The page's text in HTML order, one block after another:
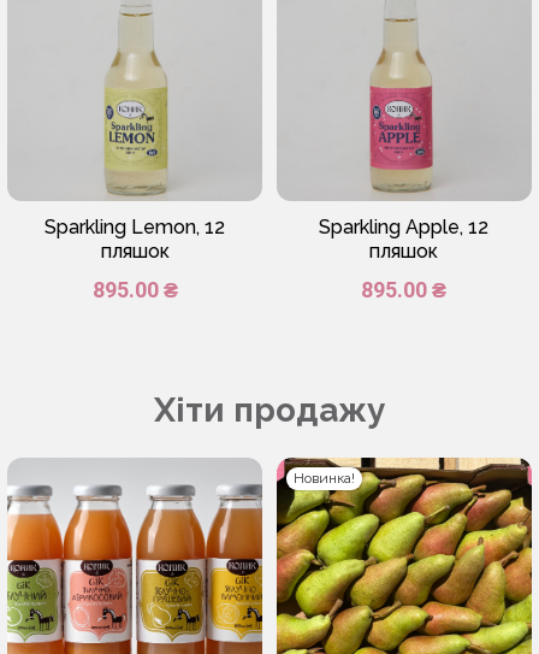
Sparkling Lemon, 12
пляшок
895.00 ₴
Sparkling Apple, 12
пляшок
895.00 ₴
Хіти продажу
Новинка!